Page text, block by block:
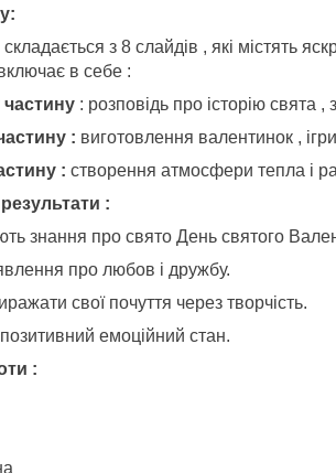
з 8 слайдів , які містять
в себе :
: розповідь про історію свята
: виготовлення валентинок ,
: створення атмосфери тепла і
:
знання про свято День святого
про любов і дружбу.
свої почуття через творчість.
емоційний стан.
: